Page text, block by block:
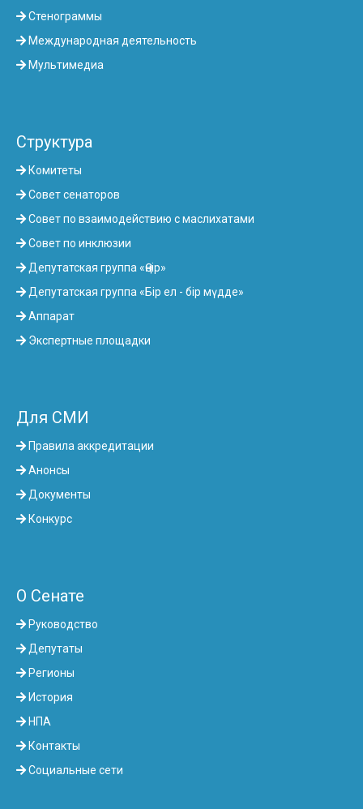
Стенограммы
Международная деятельность
Мультимедиа
Структура
Комитеты
Совет сенаторов
Совет по взаимодействию с маслихатами
Совет по инклюзии
Депутатская группа «Өңір»
Депутатская группа «Бір ел - бір мүдде»
Аппарат
Экспертные площадки
Для СМИ
Правила аккредитации
Анонсы
Документы
Конкурс
О Сенате
Руководство
Депутаты
Регионы
История
НПА
Контакты
Социальные сети